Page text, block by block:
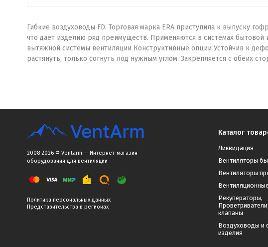
Гибкие воздуховоды FD. Торговая марка ERA приступила к выпуску
что дает изделию ряд преимуществ. Применяются в системах
вытяжной системы вентиляции Конструктивные опции Устойчив к
растянуть, только согнуть под нужным углом. Закрепляется с обеих
2008-2026 © Ventarm — Интернет-магазин
оборудования для вентиляции
Политика персональных данных
Представительства в регионах
Каталог
Ликвидация
Вентиляторы
Вентиляторы
Рекуператоры,
клапаны
Воздуховоды и
изделия